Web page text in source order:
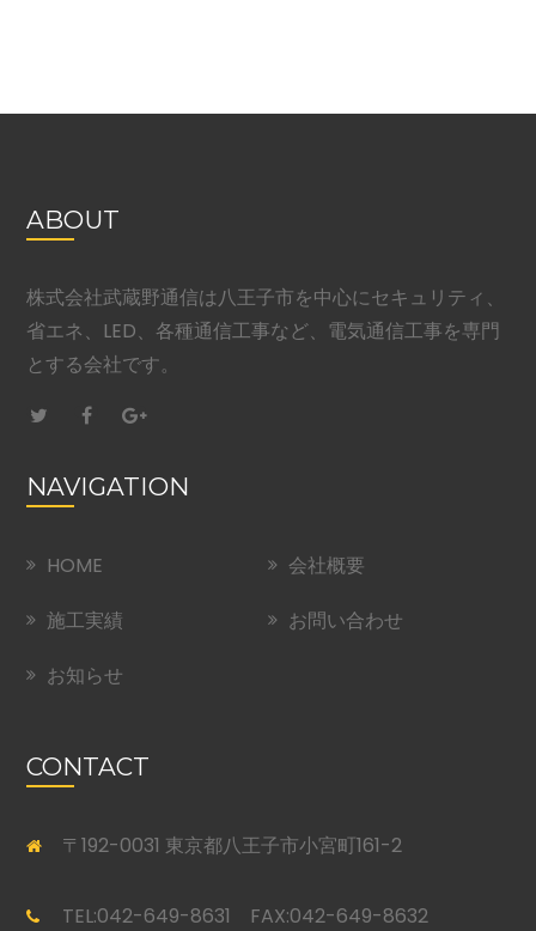
ABOUT
株式会社武蔵野通信は八王子市を中心にセキュリティ、
省エネ、LED、各種通信工事など、電気通信工事を専門
とする会社です。
NAVIGATION
HOME
会社概要
施工実績
お問い合わせ
お知らせ
CONTACT
〒192-0031 東京都八王子市小宮町161-2
TEL:042-649-8631 FAX:042-649-8632